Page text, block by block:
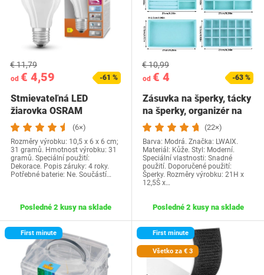
od € 4,59
€ 11,79
-61 %
Stmievateľná LED
žiarovka OSRAM
Superstar s obzvlášť…
(6×)
Rozměry výrobku: 10,5 x 6 x 6 cm;
31 gramů. Hmotnost výrobku: 31
gramů. Speciální použití:
Dekorace. Popis záruky: 4 roky.
Potřebné baterie: Ne. Součástí…
Posledné 2 kusy na sklade
od € 4
€ 10,99
-63 %
Zásuvka na šperky, tácky
na šperky, organizér na
šperky,…
(22×)
Barva: Modrá. Značka: LWAIX.
Materiál: Kůže. Styl: Moderní.
Speciální vlastnosti: Snadné
použití. Doporučené použití:
Šperky. Rozměry výrobku: 21H x
12,5Š x…
Posledné 2 kusy na sklade
First minute First minute
Všetko za € 3